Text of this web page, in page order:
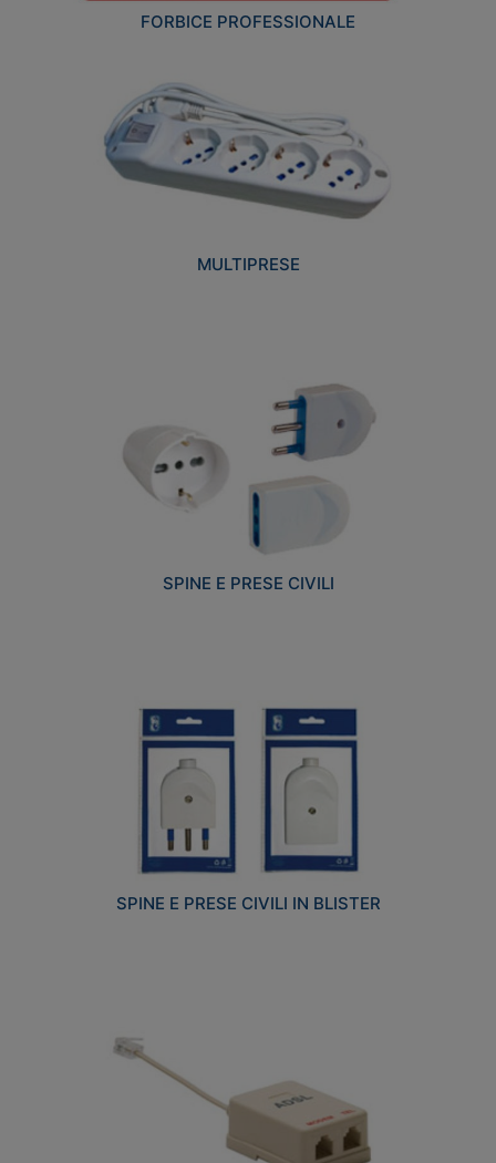
FORBICE PROFESSIONALE
MULTIPRESE
SPINE E PRESE CIVILI
SPINE E PRESE CIVILI IN BLISTER